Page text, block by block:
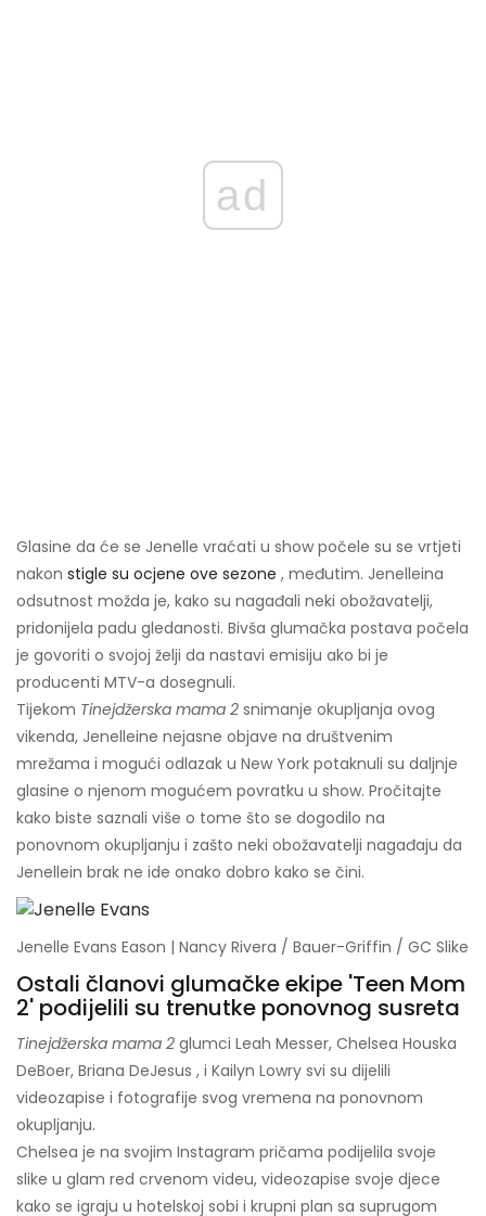
ad
Glasine da će se Jenelle vraćati u show počele su se vrtjeti
nakon stigle su ocjene ove sezone , međutim. Jenelleina
odsutnost možda je, kako su nagađali neki obožavatelji,
pridonijela padu gledanosti. Bivša glumačka postava počela
je govoriti o svojoj želji da nastavi emisiju ako bi je
producenti MTV-a dosegnuli.
Tijekom Tinejdžerska mama 2 snimanje okupljanja ovog
vikenda, Jenelleine nejasne objave na društvenim
mrežama i mogući odlazak u New York potaknuli su daljnje
glasine o njenom mogućem povratku u show. Pročitajte
kako biste saznali više o tome što se dogodilo na
ponovnom okupljanju i zašto neki obožavatelji nagađaju da
Jenellein brak ne ide onako dobro kako se čini.
Jenelle Evans Eason | Nancy Rivera / Bauer-Griffin / GC Slike
Ostali članovi glumačke ekipe 'Teen Mom
2' podijelili su trenutke ponovnog susreta
Tinejdžerska mama 2 glumci Leah Messer, Chelsea Houska
DeBoer, Briana DeJesus , i Kailyn Lowry svi su dijelili
videozapise i fotografije svog vremena na ponovnom
okupljanju.
Chelsea je na svojim Instagram pričama podijelila svoje
slike u glam red crvenom videu, videozapise svoje djece
kako se igraju u hotelskoj sobi i krupni plan sa suprugom